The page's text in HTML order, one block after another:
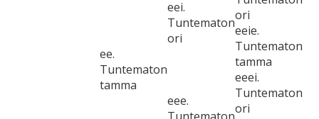
ee.
Tuntematon
tamma
eei.
Tuntematon
ori
ori
eeie.
Tuntematon
tamma
eee.
eeei.
Tuntematon
ori